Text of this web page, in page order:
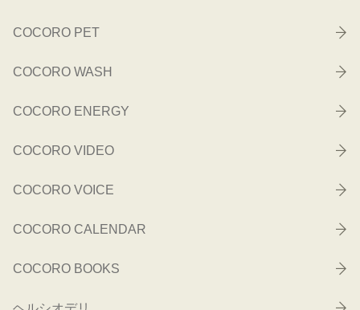
COCORO PET
COCORO WASH
COCORO ENERGY
COCORO VIDEO
COCORO VOICE
COCORO CALENDAR
COCORO BOOKS